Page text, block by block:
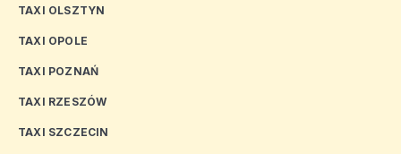
TAXI OLSZTYN
TAXI OPOLE
TAXI POZNAŃ
TAXI RZESZÓW
TAXI SZCZECIN